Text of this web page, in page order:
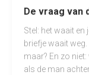
De vraag van
Stel: het waait
briefje waait
maar? En zo
als de man